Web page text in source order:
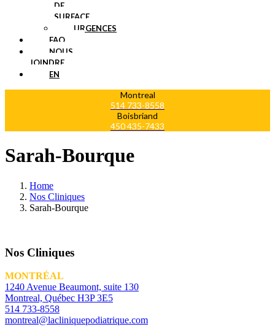
DE
SURFACE
URGENCES
FAQ
NOUS
JOINDRE
EN
Montreal
514 733-8558
Boisbriand
450 435-7433
Sarah-Bourque
Home
Nos Cliniques
Sarah-Bourque
Nos Cliniques
MONTRÉAL
1240 Avenue Beaumont, suite 130
Montreal, Québec H3P 3E5
514 733-8558
montreal@lacliniquepodiatrique.com